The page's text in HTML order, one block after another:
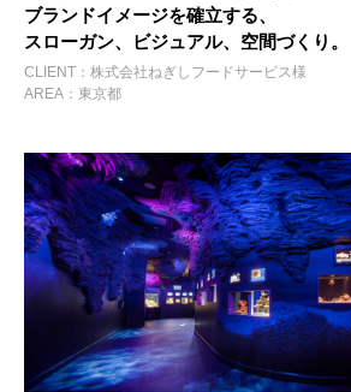
ブランドイメージを確立する、
スローガン、ビジュアル、空間づくり。
CLIENT：株式会社ねぎしフードサービス様
AREA：東京都